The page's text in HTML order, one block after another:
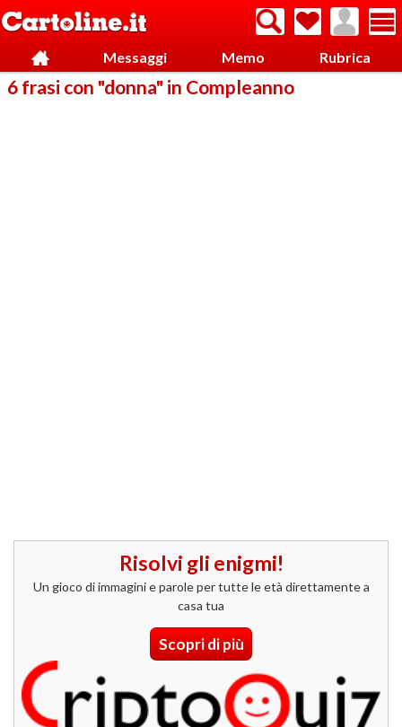
Messaggi Memo Rubrica
6 frasi con "donna" in Compleanno
Risolvi gli enigmi!
Un gioco di immagini e parole per tutte le età direttamente a
casa tua
Scopri di più